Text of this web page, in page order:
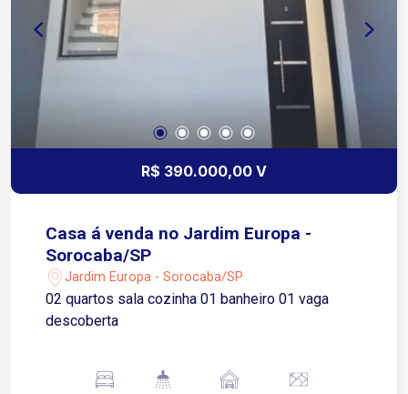
R$ 390.000,00 V
Casa á venda no Jardim Europa -
Sorocaba/SP
Jardim Europa - Sorocaba/SP
02 quartos sala cozinha 01 banheiro 01 vaga
descoberta